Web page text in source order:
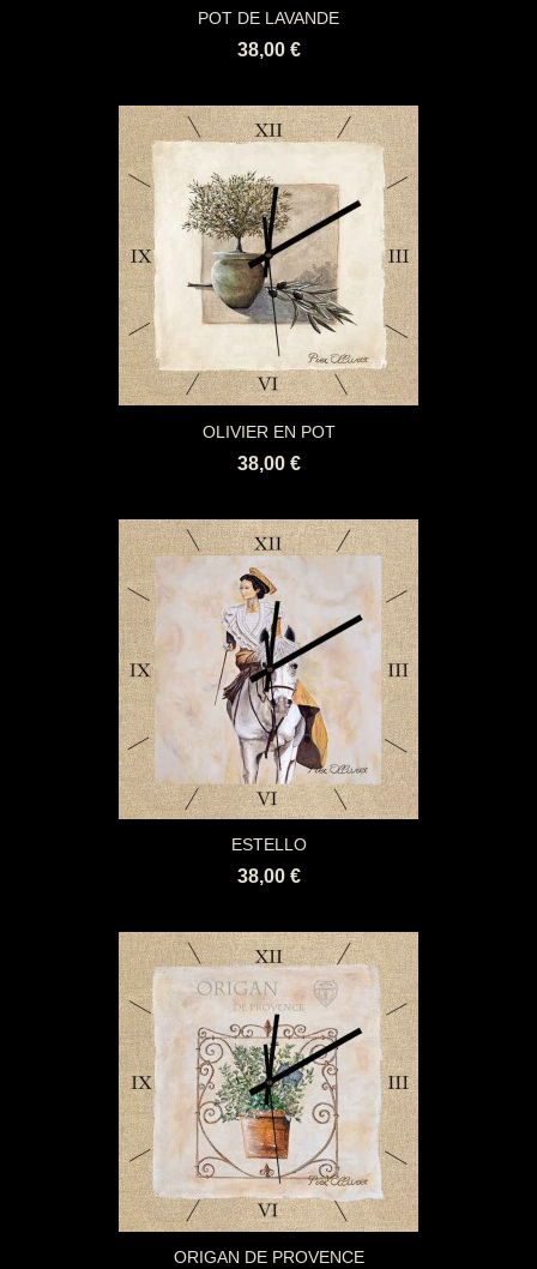
POT DE LAVANDE
38,00 €
OLIVIER EN POT
38,00 €
ESTELLO
38,00 €
ORIGAN DE PROVENCE